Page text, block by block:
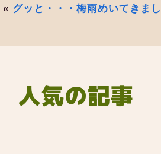
« グッと・・・梅雨めいてきま
人気の記事